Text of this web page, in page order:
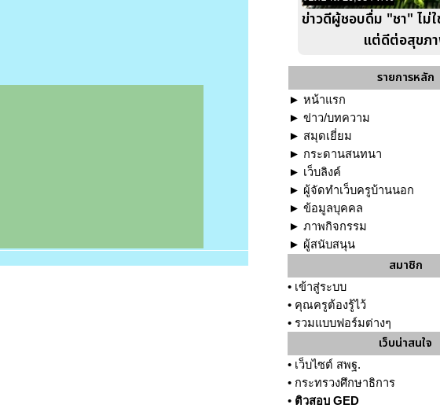
ข่าวดีผู้ชอบดื่ม "ชา" ไม่
แต่ดีต่อสุขภ
รายการหลัก
► หน้าแรก
► ข่าว/บทความ
► สมุดเยี่ยม
► กระดานสนทนา
► เว็บลิงค์
► ผู้จัดทำเว็บครูบ้านนอก
► ข้อมูลบุคคล
► ภาพกิจกรรม
► ผู้สนับสนุน
สมาชิก
• เข้าสู่ระบบ
• คุณครูต้องรู้ไว้
• รวมแบบฟอร์มต่างๆ
เว็บน่าสนใจ
• เว็บไซต์ สพฐ.
• กระทรวงศึกษาธิการ
• ติวสอบ GED